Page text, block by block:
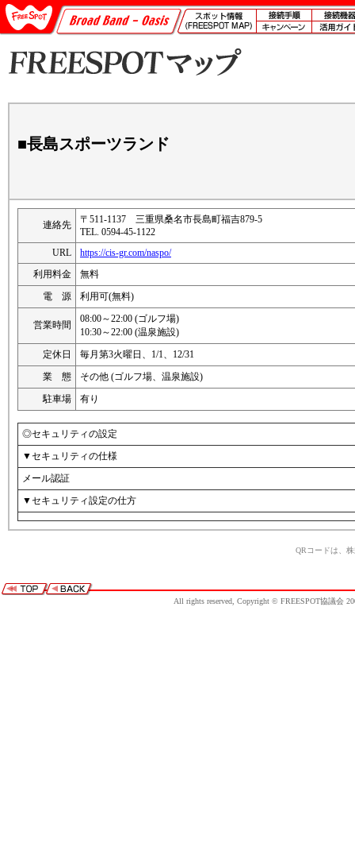
■長島スポーツランド
連絡先
〒511-1137 三重県桑名市長島町福吉879-5
TEL. 0594-45-1122
URL
https://cis-gr.com/naspo/
利用料金
無料
電 源
利用可(無料)
営業時間
08:00～22:00 (ゴルフ場)
10:30～22:00 (温泉施設)
定休日
毎月第3火曜日、1/1、12/31
業 態
その他 (ゴルフ場、温泉施設)
駐車場
有り
◎セキュリティの設定
▼セキュリティの仕様
メール認証
▼セキュリティ設定の仕方
QRコードは、
All rights reserved, Copyright © FREESPOT協議会